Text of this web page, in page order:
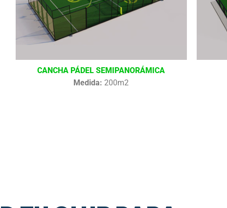
CANCHA PÁDEL SEMIPANORÁMICA
Medida: 200m2